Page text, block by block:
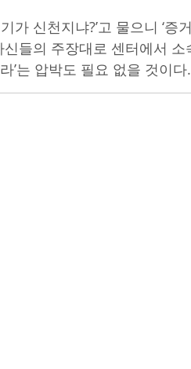
가 신천지냐?’고 물으니 ‘증
신들의 주장대로 센터에서
’는 압박도 필요 없을 것이다.